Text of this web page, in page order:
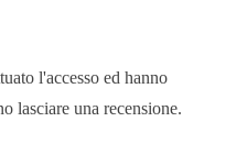
l'accesso ed hanno
lasciare una recensione.